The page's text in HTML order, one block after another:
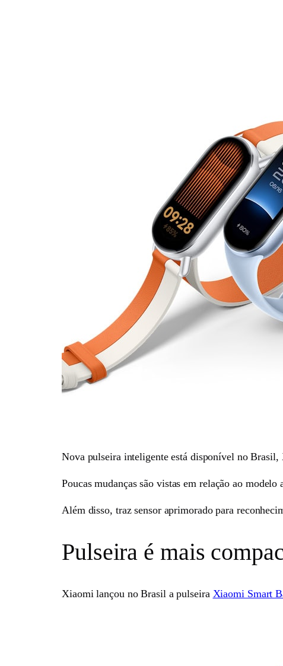
Nova pulseira inteligente está disponível no
Poucas mudanças são vistas em relação ao
Além disso, traz sensor aprimorado para
Pulseira é mais
Xiaomi lançou no Brasil a pulseira Xiaomi Smart